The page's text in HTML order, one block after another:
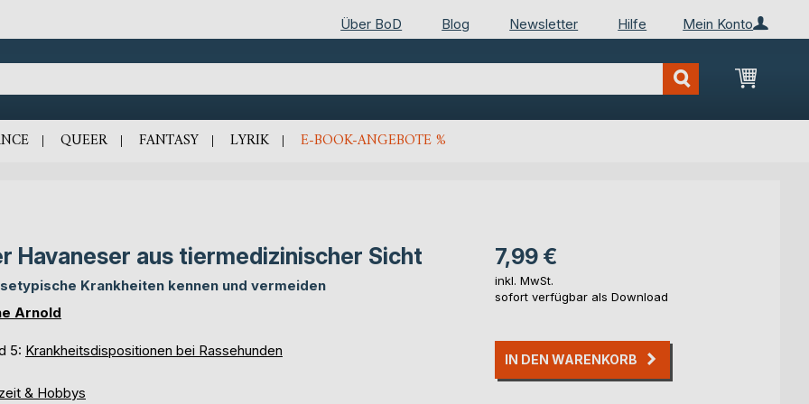
Mein Konto
Über BoD Blog Newsletter Hilfe
Mein
QUEER FANTASY LYRIK E-BOOK-ANGEBOTE %
Havaneser aus tiermedizinischer Sicht
Krankheiten kennen und vermeiden
Arnold
5: Krankheitsdispositionen bei Rassehunden
& Hobbys
7,99 €
inkl. MwSt.
sofort verfügbar als Download
IN DEN WARENKORB